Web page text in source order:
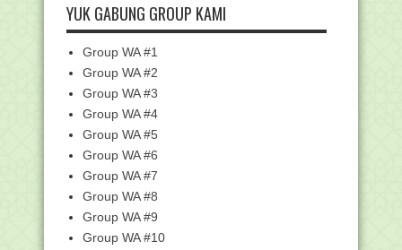
Buku K13 SD Kelas V Semester II Revisi
Tahun 2017
Buku K13 SD Kelas 2 Semester II Revisi
Tahun 2017
Buku K13 SD Kelas 4 Revisi 2017
Semester II
Buku K13 SD kelas 1 Revisi 2017
Semester II
APA KIRA-KIRA DONALD TRUMP
BERTUGAS MEMBUKA PINTU ...
File Unduhan dari EMIS Tidak Bisa
Diproses Saat di...
Cara upload FILE.EZ ke web BIOUN
YUK GABUNG GROUP KAMI
Group WA #1
Group WA #2
Group WA #3
Group WA #4
Group WA #5
Group WA #6
Group WA #7
Group WA #8
Group WA #9
Group WA #10